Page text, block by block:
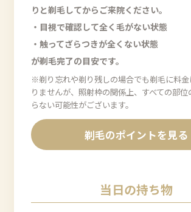
りと剃毛してからご来院ください。
・目視で確認して全く毛がない状態
・触ってざらつきが全くない状態
が剃毛完了の目安です。
※剃り忘れや剃り残しの場合でも剃毛に料
りませんが、照射枠の関係上、すべての部位
らない可能性がございます。
剃毛のポイントを見る
当日の持ち物